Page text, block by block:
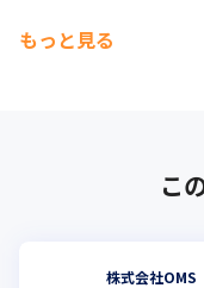
もっと見る
こ
株式会社OMS